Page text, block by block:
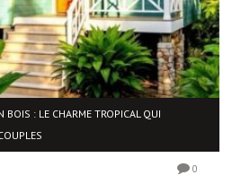
BOIS : LE CHARME TROPICAL QUI
0